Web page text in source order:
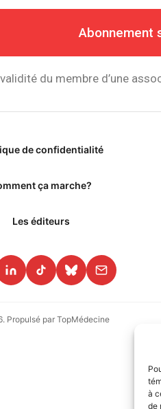
à
de
Abonnement
du membre d’une
de confidentialité
ça marche?
Les éditeurs
Propulsé par TopMédecine